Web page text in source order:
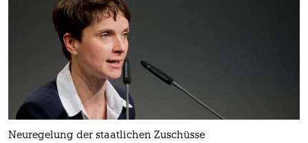
Neuregelung der staatlichen Zuschüsse